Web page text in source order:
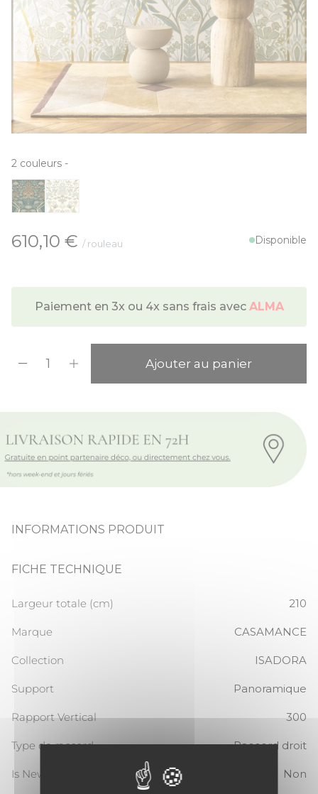
2 couleurs -
À partir de:
610,10 € / rouleau Disponible
Paiement en 3x ou 4x sans frais avec ALMA
Ajouter au panier
INFORMATIONS PRODUIT
FICHE TECHNIQUE
Largeur totale (cm) 210
Marque CASAMANCE
Collection ISADORA
Support Panoramique
Rapport Vertical 300
Type de raccord Raccord droit
Is New Non